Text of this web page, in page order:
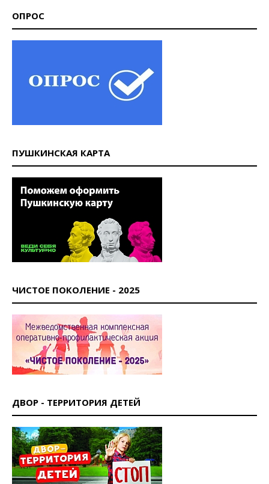
ОПРОС
ПУШКИНСКАЯ КАРТА
ЧИСТОЕ ПОКОЛЕНИЕ - 2025
ДВОР - ТЕРРИТОРИЯ ДЕТЕЙ